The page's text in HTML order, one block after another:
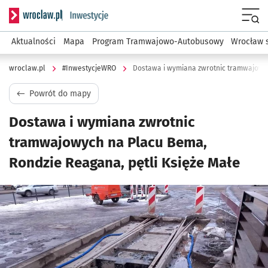
Serwis informacyjny wroclaw.pl podserwis:
Aktualności Mapa Program Tramwajowo-Autobusowy Wrocław
wroclaw.pl #InwestycjeWRO
Powrót do mapy
Dostawa i wymiana zwrotnic
tramwajowych na Placu Bema,
Rondzie Reagana, pętli Księże Małe
Kliknij, aby powiększyć